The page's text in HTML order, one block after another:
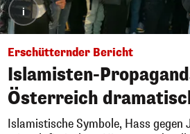
i
Erschütternder Bericht
Islamisten-
Österreich
Islamistische Symbole, Hass gegen